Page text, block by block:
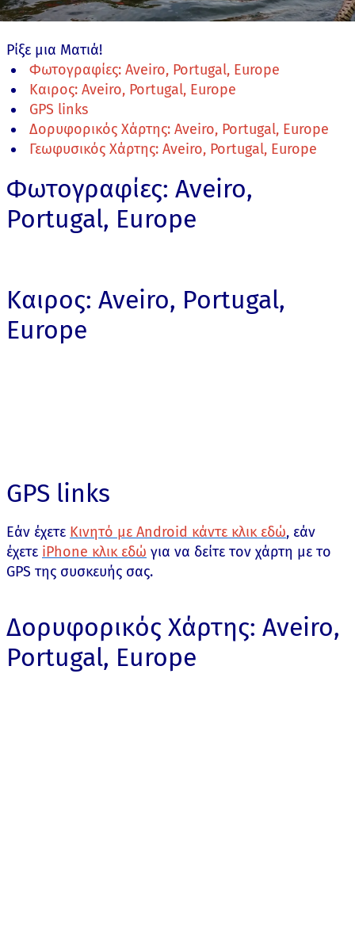
Ρίξε μια Ματιά!
Φωτογραφίες: Aveiro, Portugal, Europe
Καιρος: Aveiro, Portugal, Europe
GPS links
Δορυφορικός Χάρτης: Aveiro, Portugal, Europe
Γεωφυσικός Χάρτης: Aveiro, Portugal, Europe
Φωτογραφίες: Aveiro,
Portugal, Europe
Καιρος: Aveiro, Portugal,
Europe
GPS links
Εάν έχετε Κινητό με Android κάντε κλικ εδώ, εάν
έχετε iPhone κλικ εδώ για να δείτε τον χάρτη με το
GPS της συσκευής σας.
Δορυφορικός Χάρτης: Aveiro,
Portugal, Europe